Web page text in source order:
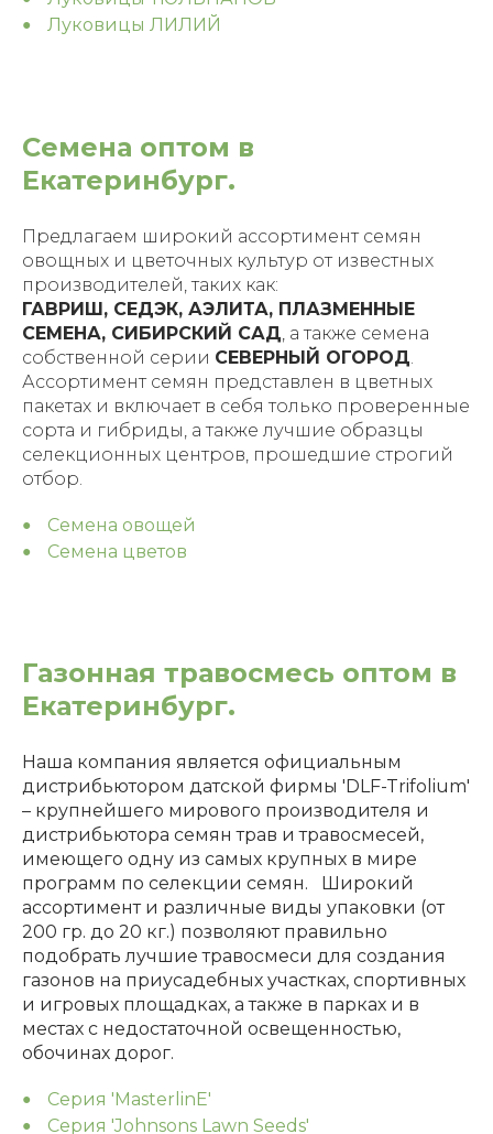
Луковицы ЛИЛИЙ
Семена оптом в
Екатеринбург.
Предлагаем широкий ассортимент семян
овощных и цветочных культур от известных
производителей, таких как:
ГАВРИШ, СЕДЭК, АЭЛИТА, ПЛАЗМЕННЫЕ
СЕМЕНА, СИБИРСКИЙ САД , а также семена
собственной серии СЕВЕРНЫЙ ОГОРОД
Ассортимент семян представлен в цветных
пакетах и включает в себя только проверенные
сорта и гибриды, а также лучшие образцы
селекционных центров, прошедшие строгий
отбор.
Семена овощей
Семена цветов
Газонная травосмесь оптом в
Екатеринбург.
Наша компания является официальным
дистрибьютором датской фирмы 'DLF-Trifolium'
– крупнейшего мирового производителя и
дистрибьютора семян трав и травосмесей,
имеющего одну из самых крупных в мире
программ по селекции семян. Широкий
ассортимент и различные виды упаковки (от
200 гр. до 20 кг.) позволяют правильно
подобрать лучшие травосмеси для создания
газонов на приусадебных участках, спортивных
и игровых площадках, а также в парках и в
местах с недостаточной освещенностью,
обочинах дорог.
Серия 'MasterlinE'
Серия 'Johnsons Lawn Seeds'